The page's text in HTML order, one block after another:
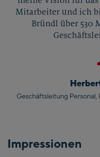
Mitarbeiter und ich
Bründl über 530
Geschäftsleitung
Impressionen